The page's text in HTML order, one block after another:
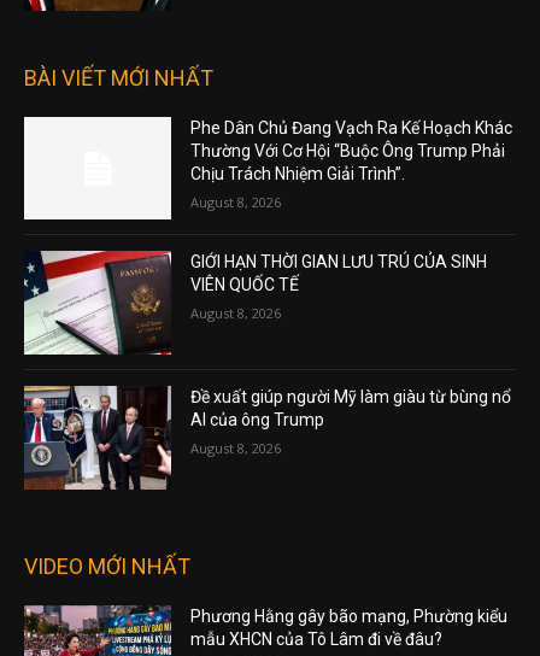
BÀI VIẾT MỚI NHẤT
Phe Dân Chủ Đang Vạch Ra Kế Hoạch Khác
Thường Với Cơ Hội “Buộc Ông Trump Phải
Chịu Trách Nhiệm Giải Trình”.
August 8, 2026
GIỚI HẠN THỜI GIAN LƯU TRÚ CỦA SINH
VIÊN QUỐC TẾ
August 8, 2026
Đề xuất giúp người Mỹ làm giàu từ bùng nổ
AI của ông Trump
August 8, 2026
VIDEO MỚI NHẤT
Phương Hằng gây bão mạng, Phường kiểu
mẫu XHCN của Tô Lâm đi về đâu?